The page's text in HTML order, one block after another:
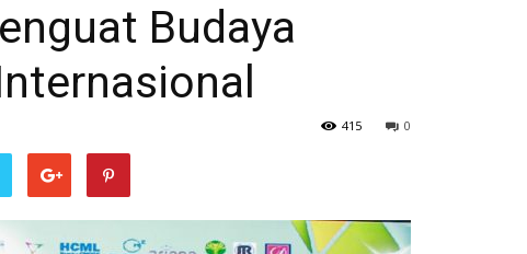
Budaya
0
415